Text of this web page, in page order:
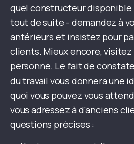
quel constructeur
tout de suite - demandez à
antérieurs et insistez pour
clients. Mieux encore,
personne. Le fait de
du travail vous donnera une
quoi vous pouvez vous
vous adressez à d'anciens
questions précises :